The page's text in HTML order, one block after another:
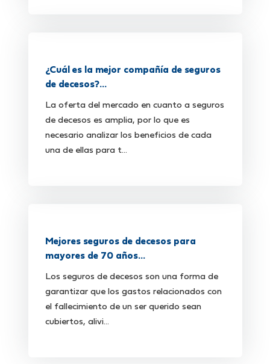
¿Cuál es la mejor compañía de seguros
de decesos?...
La oferta del mercado en cuanto a seguros
de decesos es amplia, por lo que es
necesario analizar los beneficios de cada
una de ellas para t...
Mejores seguros de decesos para
mayores de 70 años...
Los seguros de decesos son una forma de
garantizar que los gastos relacionados con
el fallecimiento de un ser querido sean
cubiertos, alivi...